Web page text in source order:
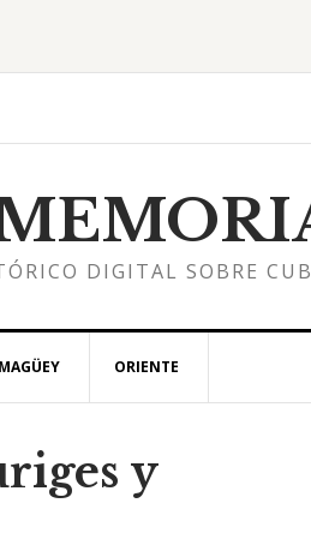
DIGITAL SOBRE
ORIENTE
y